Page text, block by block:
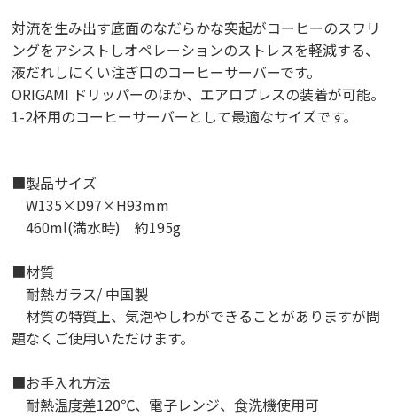
対流を生み出す底面のなだらかな突起がコーヒーのスワリ
ングをアシストしオペレーションのストレスを軽減する、
液だれしにくい注ぎ口のコーヒーサーバーです。
ORIGAMI ドリッパーのほか、エアロプレスの装着が可能。
1-2杯用のコーヒーサーバーとして最適なサイズです。
■製品サイズ
W135×D97×H93mm
460ml(満水時) 約195g
■材質
耐熱ガラス/ 中国製
材質の特質上、気泡やしわができることがありますが問
題なくご使用いただけます。
■お手入れ方法
耐熱温度差120℃、電子レンジ、食洗機使用可